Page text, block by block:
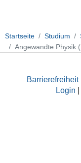
Startseite Studium
Angewandte Physik
Barrierefreiheit|
Login